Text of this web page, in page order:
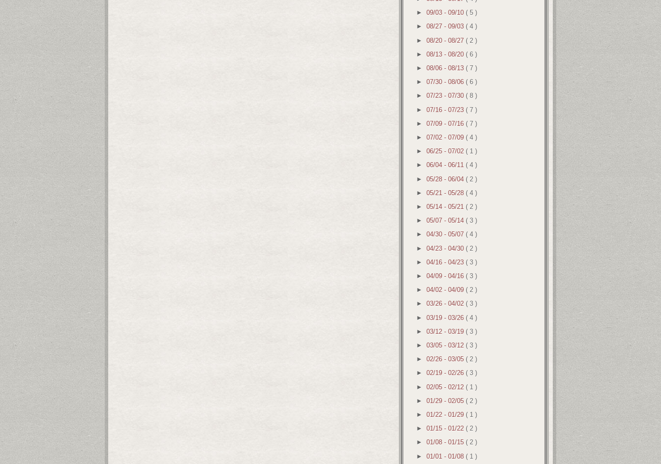
►09/03 - 09/10 ( 5 )
►08/27 - 09/03 ( 4 )
►08/20 - 08/27 ( 2 )
►08/13 - 08/20 ( 6 )
►08/06 - 08/13 ( 7 )
►07/30 - 08/06 ( 6 )
►07/23 - 07/30 ( 8 )
►07/16 - 07/23 ( 7 )
►07/09 - 07/16 ( 7 )
►07/02 - 07/09 ( 4 )
►06/25 - 07/02 ( 1 )
►06/04 - 06/11 ( 4 )
►05/28 - 06/04 ( 2 )
►05/21 - 05/28 ( 4 )
►05/14 - 05/21 ( 2 )
►05/07 - 05/14 ( 3 )
►04/30 - 05/07 ( 4 )
►04/23 - 04/30 ( 2 )
►04/16 - 04/23 ( 3 )
►04/09 - 04/16 ( 3 )
►04/02 - 04/09 ( 2 )
►03/26 - 04/02 ( 3 )
►03/19 - 03/26 ( 4 )
►03/12 - 03/19 ( 3 )
►03/05 - 03/12 ( 3 )
►02/26 - 03/05 ( 2 )
►02/19 - 02/26 ( 3 )
►02/05 - 02/12 ( 1 )
►01/29 - 02/05 ( 2 )
►01/22 - 01/29 ( 1 )
►01/15 - 01/22 ( 2 )
►01/08 - 01/15 ( 2 )
►01/01 - 01/08 ( 1 )